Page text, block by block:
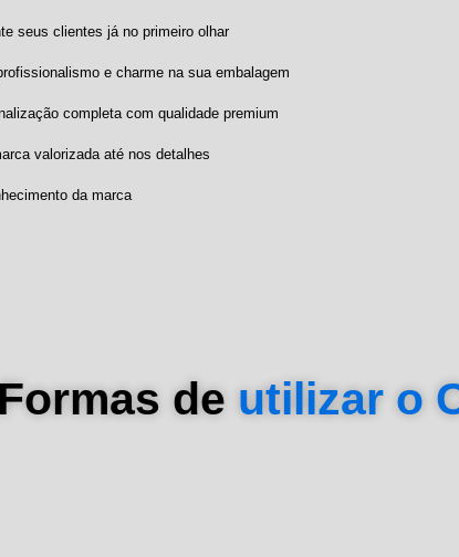
seus clientes já no primeiro olhar
e charme na sua embalagem
completa com qualidade premium
valorizada até nos detalhes
da marca
Formas de utilizar o